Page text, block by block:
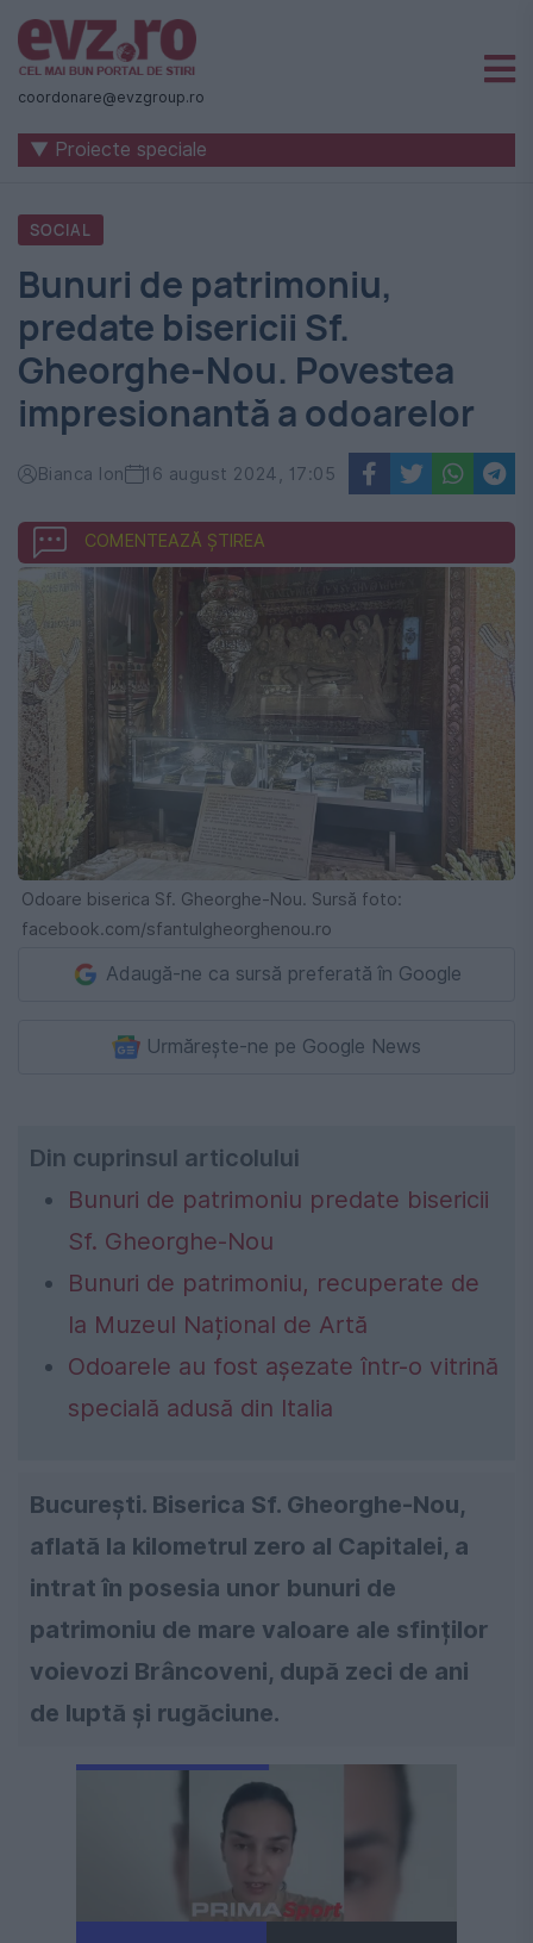
Știri
naționale
internaționale
România
-
Evenimentul
Zilei
coordonare@evzgroup.ro
▼ Proiecte speciale
SOCIAL
Bunuri de patrimoniu,
predate bisericii Sf.
Gheorghe-Nou. Povestea
impresionantă a odoarelor
Bianca Ion 16 august 2024, 17:05
COMENTEAZĂ ȘTIREA
Odoare biserica Sf. Gheorghe-Nou. Sursă foto:
facebook.com/sfantulgheorghenou.ro
Adaugă-ne ca sursă preferată în Google
Urmărește-ne pe Google News
Din cuprinsul articolului
Bunuri de patrimoniu predate bisericii
Sf. Gheorghe-Nou
Bunuri de patrimoniu, recuperate de
la Muzeul Național de Artă
Odoarele au fost așezate într-o vitrină
specială adusă din Italia
București. Biserica Sf. Gheorghe-Nou,
aflată la kilometrul zero al Capitalei, a
intrat în posesia unor bunuri de
patrimoniu de mare valoare ale sfinților
voievozi Brâncoveni, după zeci de ani
de luptă și rugăciune.